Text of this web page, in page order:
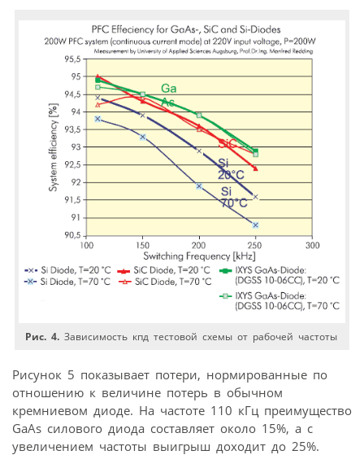
Рис. 4. Зависимость кпд тестовой схемы от рабочей частоты
Рисунок 5 показывает потери, нормированные по
отношению к величине потерь в обычном
кремниевом диоде. На частоте 110 кГц преимущество
GaAs силового диода составляет около 15%, а с
увеличением частоты выигрыш доходит до 25%.